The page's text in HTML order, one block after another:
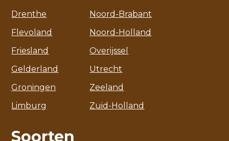
Drenthe
Flevoland
Friesland
Gelderland
Groningen
Limburg
Noord-Brabant
Noord-Holland
Overijssel
Utrecht
Zeeland
Zuid-Holland
Soorten